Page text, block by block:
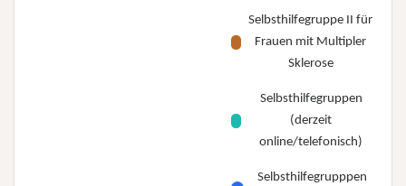
Selbsthilfegruppe II für
Frauen mit Multipler
Sklerose
Selbsthilfegruppen
(derzeit
online/telefonisch)
Selbsthilfegrupppen